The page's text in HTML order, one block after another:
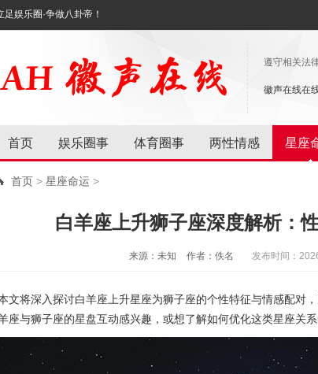
足娱乐圈·争做八卦帝！
遵守相关法
徽声在线在
首页 娱乐圈事 体育圈事 两性情感 星座
首页 > 星座命运 >
白羊座上升狮子座深度解析：
来源：未知 作者：佚名 发布时间：
文将深入探讨白羊座上升星座为狮子座的个性特征与情感配对
座与狮子座的星盘互动感兴趣，或想了解如何优化这类星座关